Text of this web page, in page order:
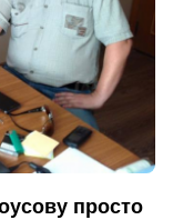
просто